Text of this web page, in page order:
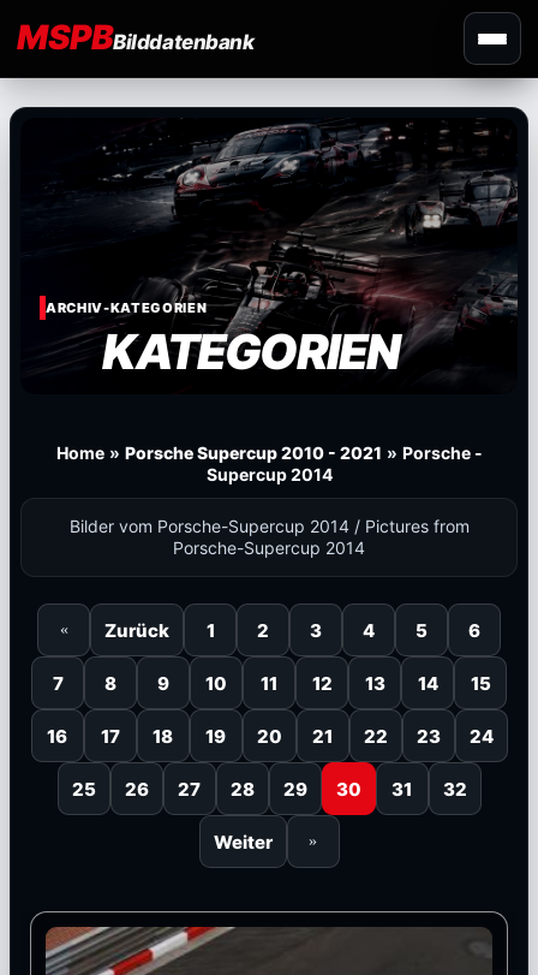
MSPBBilddatenbank
ARCHIV-KATEGORIEN
KATEGORIEN
Home » Porsche Supercup 2010 - 2021 » Porsche -
Supercup 2014
Bilder vom Porsche-Supercup 2014 / Pictures from
Porsche-Supercup 2014
« Zurück 1 2 3 4 5 6
7 8 9 10 11 12 13 14 15
16 17 18 19 20 21 22 23 24
25 26 27 28 29 30 31 32
Weiter »